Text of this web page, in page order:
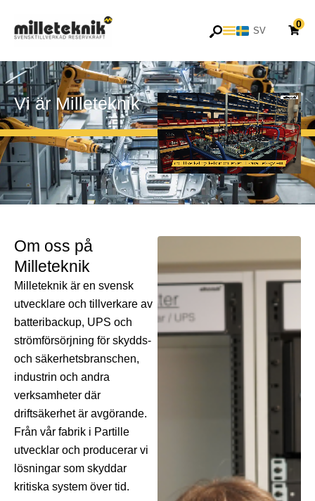
SV
EN
0
Vi är Milleteknik
Om oss på
Milleteknik
Milleteknik är en svensk
utvecklare och tillverkare av
batteribackup, UPS och
strömförsörjning för skydds-
och säkerhetsbranschen,
industrin och andra
verksamheter där
driftsäkerhet är avgörande.
Från vår fabrik i Partille
utvecklar och producerar vi
lösningar som skyddar
kritiska system över tid.